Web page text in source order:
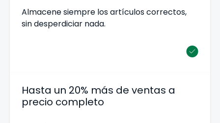
Almacene siempre los artículos correctos,
sin desperdiciar nada.
Hasta un 20% más de ventas a
precio completo